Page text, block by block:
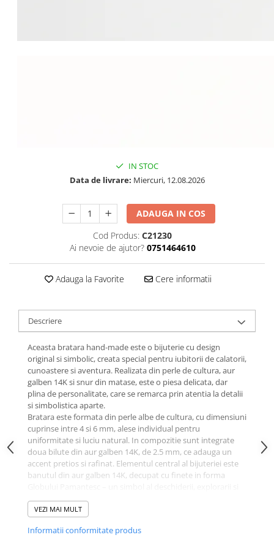
IN STOC
Data de livrare: Miercuri, 12.08.2026
ADAUGA IN COS
Cod Produs: C21230
Ai nevoie de ajutor? 0751464610
Adauga la Favorite Cere informatii
Descriere
Aceasta bratara hand-made este o bijuterie cu design
original si simbolic, creata special pentru iubitorii de calatorii,
cunoastere si aventura. Realizata din perle de cultura, aur
galben 14K si snur din matase, este o piesa delicata, dar
plina de personalitate, care se remarca prin atentia la detalii
si simbolistica aparte.
Bratara este formata din perle albe de cultura, cu dimensiuni
cuprinse intre 4 si 6 mm, alese individual pentru
uniformitate si luciu natural. In compozitie sunt integrate
doua bilute din aur galben 14K, de 2.5 mm, ce adauga un
accent pretios si rafinat. Elementul central al bijuteriei este
banutul din aur galben 14K, decupat cu finete in forma
conexiunii cu lumea.
Structura bratarii este realizata pe un snur din matase,
pentru a se potrivi perfect oricarei incheieturi. Designul este
VEZI MAI MULT
Informatii conformitate produs